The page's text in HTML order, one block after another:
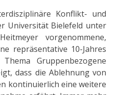
Konflikt- und
Universität Bielefeld unter
vorgenommene,
repräsentative 10-Jahres
Gruppenbezogene
dass die Ablehnung von
kontinuierlich eine weitere